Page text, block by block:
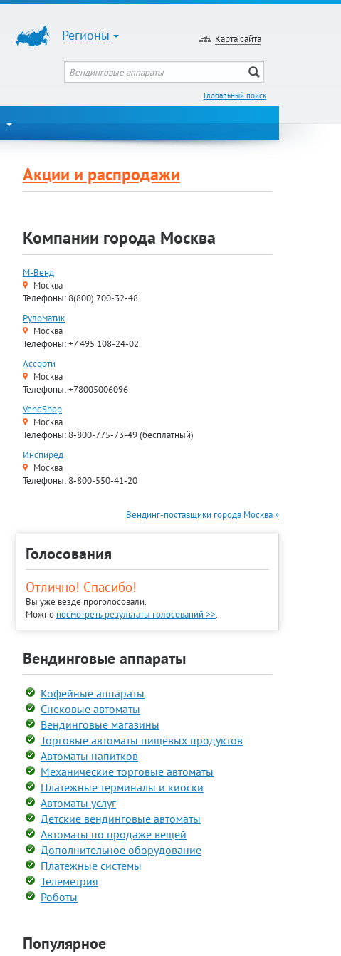
Регионы Карта сайта
Глобальный поиск
Акции и распродажи
Компании города Москва
М-Венд
Москва
Телефоны: 8(800) 700-32-48
Руломатик
Москва
Телефоны: +7 495 108-24-02
Ассорти
Москва
Телефоны: +78005006096
VendShop
Москва
Телефоны: 8-800-775-73-49 (бесплатный)
Инспиред
Москва
Телефоны: 8-800-550-41-20
Вендинг-поставщики города Москва »
Голосования
Отлично! Спасибо!
Вы уже везде проголосовали.
Можно посмотреть результаты голосований >>.
Вендинговые аппараты
Кофейные аппараты
Снековые автоматы
Вендинговые магазины
Торговые автоматы пищевых продуктов
Автоматы напитков
Механические торговые автоматы
Платежные терминалы и киоски
Автоматы услуг
Детские вендинговые автоматы
Автоматы по продаже вещей
Дополнительное оборудование
Платежные системы
Телеметрия
Роботы
Популярное